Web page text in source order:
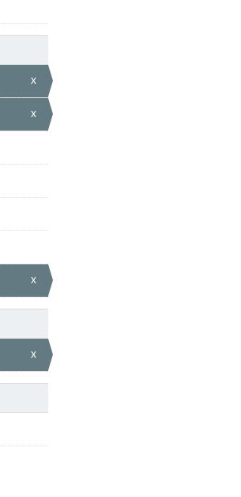
x
x
x
x